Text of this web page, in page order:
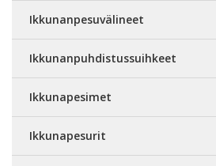
Ikkunanpesuvälineet
Ikkunanpuhdistussuihkeet
Ikkunapesimet
Ikkunapesurit